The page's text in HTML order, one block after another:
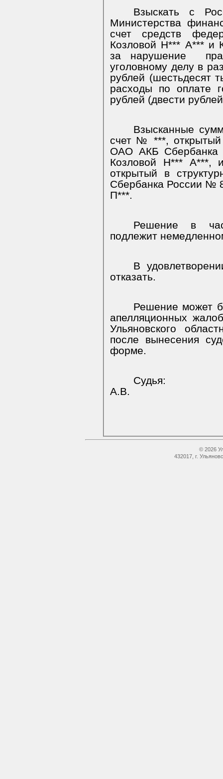
Взыскать с
Министерства
счет средств
Козловой Н*** А*** и
за нарушение
уголовному делу в
рублей (шестьдесят
расходы по оплате
рублей (двести
Взысканные
счет № ***, открытый
ОАО АКБ
Козловой Н*** А***,
открытый в
Сбербанка России №
П***.
Решение в
подлежит
В
отказать.
Решение может
апелляционных
Ульяновского
после вынесения
форме.
Судья:
А.В.
© 2026
432017, г.